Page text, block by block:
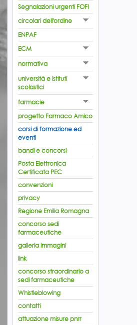
Segnalazioni urgenti FOFI
circolari dell'ordine
ENPAF
ECM
normativa
università e istituti
scolastici
farmacie
progetto Farmaco Amico
corsi di formazione ed
eventi
bandi e concorsi
Posta Elettronica
Certificata PEC
convenzioni
privacy
Regione Emilia Romagna
concorso sedi
farmaceutiche
galleria immagini
link
concorso straordinario a
sedi farmaceutiche
Whistleblowing
contatti
attuazione misure pnrr